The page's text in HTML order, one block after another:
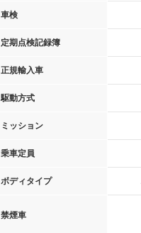
車検
定期点検記録簿
正規輸入車
駆動方式
ミッション
乗車定員
ボディタイプ
禁煙車